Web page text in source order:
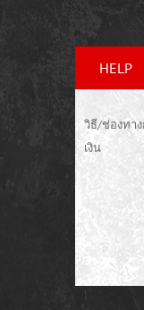
HELP
วิธี/ช่องทา
เงิน